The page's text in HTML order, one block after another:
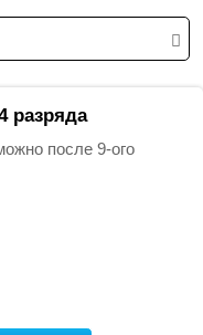
разряда
после 9-ого